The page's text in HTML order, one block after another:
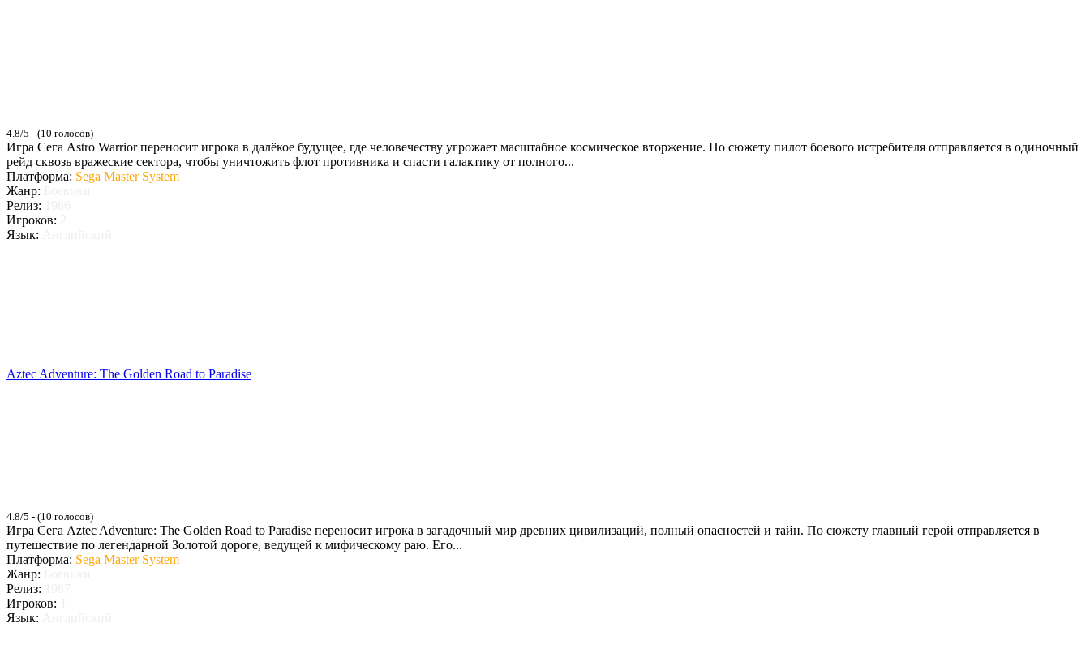
4.8/5 - (10 голосов)
Игра Сега Astro Warrior переносит игрока в далёкое будущее, где человечеству угрожает масштабное космическое вторжение. По сюжету пилот боевого истребителя отправляется в одиночный
рейд сквозь вражеские сектора, чтобы уничтожить флот противника и спасти галактику от полного...
Платформа: Sega Master System
Жанр:
Релиз:
Игроков:
Язык:
Aztec Adventure: The Golden Road to Paradise
4.8/5 - (10 голосов)
Игра Сега Aztec Adventure: The Golden Road to Paradise переносит игрока в загадочный мир древних цивилизаций, полный опасностей и тайн. По сюжету главный герой отправляется в
путешествие по легендарной Золотой дороге, ведущей к мифическому раю. Его...
Платформа: Sega Master System
Жанр:
Релиз:
Игроков:
Язык: